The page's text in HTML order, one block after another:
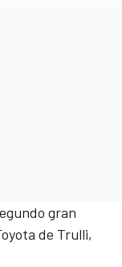
gran
de Trulli,